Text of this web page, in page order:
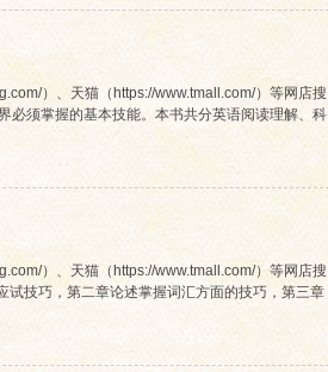
）、天猫（https://www.tmall.com/）等网店搜
必须掌握的基本技能。本书共分英语阅读理解、科
）、天猫（https://www.tmall.com/）等网店搜
技巧，第二章论述掌握词汇方面的技巧，第三章